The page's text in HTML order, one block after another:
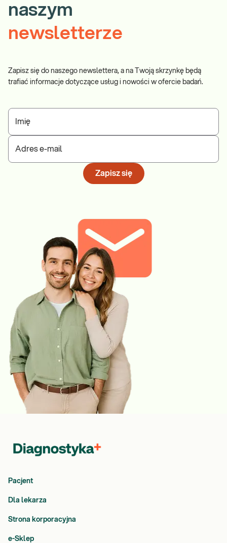
naszym
newsletterze
Zapisz się do naszego newslettera, a na Twoją skrzynkę będą
trafiać informacje dotyczące usług i nowości w ofercie badań.
Imię
Adres e-mail
Zapisz się
Pacjent
Dla lekarza
Strona korporacyjna
e-Sklep